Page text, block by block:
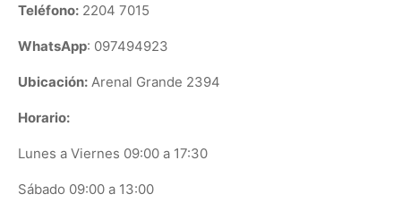
Teléfono: 2204 7015
WhatsApp: 097494923
Ubicación: Arenal Grande 2394
Horario:
Lunes a Viernes 09:00 a 17:30
Sábado 09:00 a 13:00